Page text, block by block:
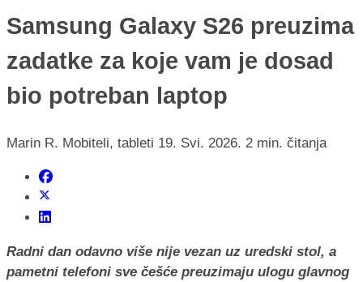
Samsung Galaxy S26 preuzima
zadatke za koje vam je dosad
bio potreban laptop
Marin R. Mobiteli, tableti 19. Svi. 2026. 2 min. čitanja
Radni dan odavno više nije vezan uz uredski stol, a
pametni telefoni sve češće preuzimaju ulogu glavnog